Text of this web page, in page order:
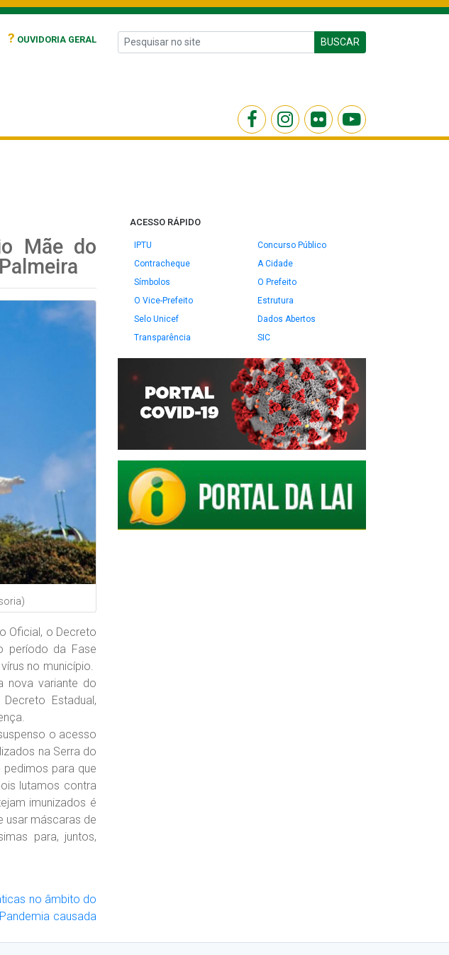
? OUVIDORIA GERAL BUSCAR
Mãe do
Oficial, o Decreto
período da Fase
no município.
nova variante do
Estadual,
o acesso
na Serra do
pedimos para que
lutamos contra
imunizados é
usar máscaras de
para, juntos,
no âmbito do
causada
ACESSO RÁPIDO
IPTU
Concurso Público
Contracheque
A Cidade
Símbolos
O Prefeito
O Vice-Prefeito
Estrutura
Selo Unicef
Dados Abertos
Transparência
SIC